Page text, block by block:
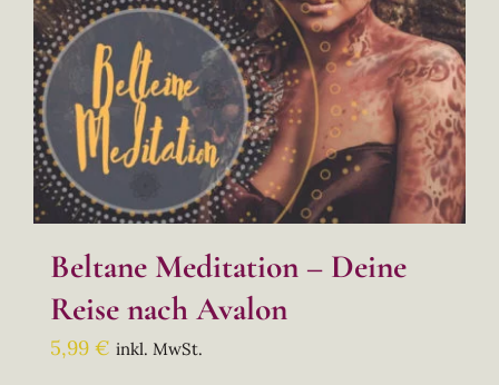
Beltane Meditation – Deine
Reise nach Avalon
5,99 € inkl. MwSt.